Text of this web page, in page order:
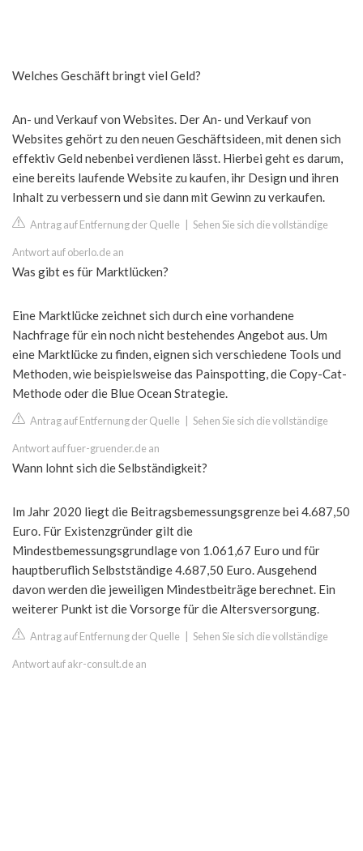
Welches Geschäft bringt viel Geld?
An- und Verkauf von Websites. Der An- und Verkauf von
Websites gehört zu den neuen Geschäftsideen, mit denen sich
effektiv Geld nebenbei verdienen lässt. Hierbei geht es darum,
eine bereits laufende Website zu kaufen, ihr Design und ihren
Inhalt zu verbessern und sie dann mit Gewinn zu verkaufen.
Antrag auf Entfernung der Quelle Sehen Sie sich die vollständige
Antwort auf oberlo.de an
Was gibt es für Marktlücken?
Eine Marktlücke zeichnet sich durch eine vorhandene
Nachfrage für ein noch nicht bestehendes Angebot aus. Um
eine Marktlücke zu finden, eignen sich verschiedene Tools und
Methoden, wie beispielsweise das Painspotting, die Copy-Cat-
Methode oder die Blue Ocean Strategie.
Antrag auf Entfernung der Quelle Sehen Sie sich die vollständige
Antwort auf fuer-gruender.de an
Wann lohnt sich die Selbständigkeit?
Im Jahr 2020 liegt die Beitragsbemessungsgrenze bei 4.687,50
Euro. Für Existenzgründer gilt die
Mindestbemessungsgrundlage von 1.061,67 Euro und für
hauptberuflich Selbstständige 4.687,50 Euro. Ausgehend
davon werden die jeweiligen Mindestbeiträge berechnet. Ein
weiterer Punkt ist die Vorsorge für die Altersversorgung.
Antrag auf Entfernung der Quelle Sehen Sie sich die vollständige
Antwort auf akr-consult.de an